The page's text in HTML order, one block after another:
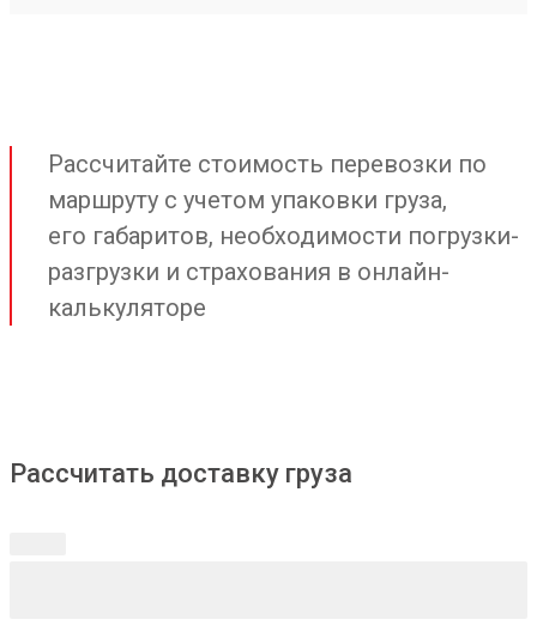
Рассчитайте стоимость перевозки по
маршруту с учетом упаковки груза,
его габаритов, необходимости погрузки-
разгрузки и страхования в онлайн-
калькуляторе
Рассчитать доставку груза